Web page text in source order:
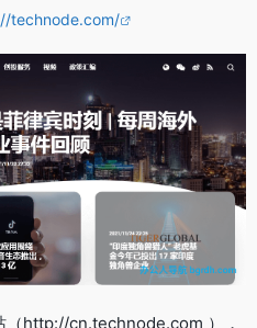
technode.com/
（http://cn.technode.com ），